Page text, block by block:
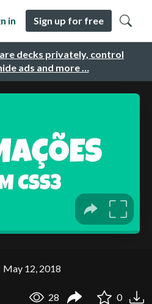
decks privately, control
ads and more …
in Sign up for free
May 12, 2018
28 0